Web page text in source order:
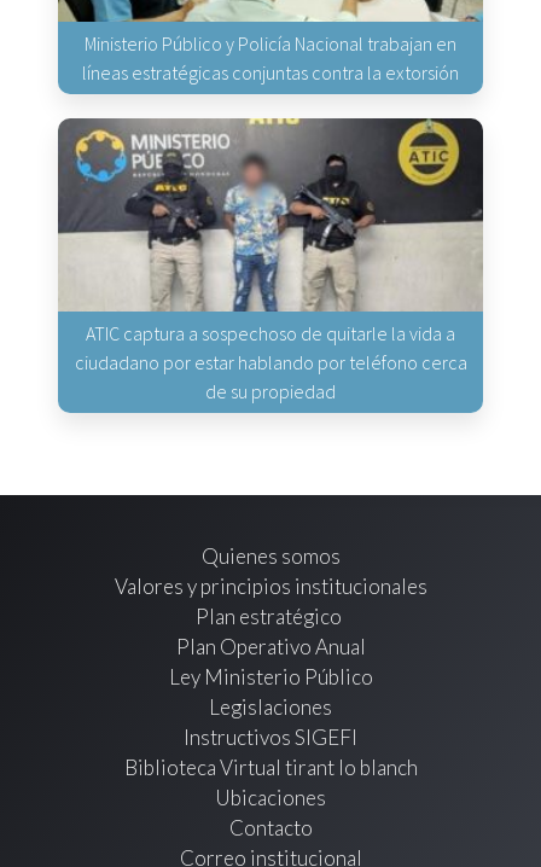
Ministerio Público y Policía Nacional trabajan en
líneas estratégicas conjuntas contra la extorsión
ATIC captura a sospechoso de quitarle la vida a
ciudadano por estar hablando por teléfono cerca
de su propiedad
Quienes somos
Valores y principios institucionales
Plan estratégico
Plan Operativo Anual
Ley Ministerio Público
Legislaciones
Instructivos SIGEFI
Biblioteca Virtual tirant lo blanch
Ubicaciones
Contacto
Correo institucional